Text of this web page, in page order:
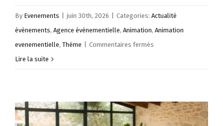
By Evenements juin 30th, 2026 Categories: Actualité
évènements, Agence événementielle, Animation, Animation
evenementielle, Thème Commentaires fermés
team
building
Lire la suite